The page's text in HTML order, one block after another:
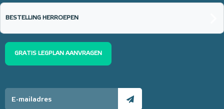
BESTELLING HERROEPEN
GRATIS LEGPLAN AANVRAGEN